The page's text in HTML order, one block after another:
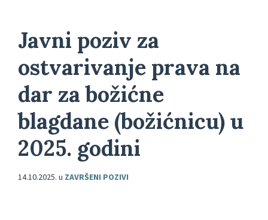
Javni poziv za
ostvarivanje prava na
dar za božićne
blagdane (božićnicu) u
2025. godini
14.10.2025. u ZAVRŠENI POZIVI